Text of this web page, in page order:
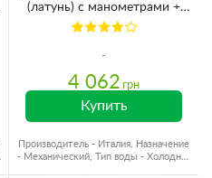
(латунь) c манометрами +
картридж RSH 50mcr KIT
RA6000122
4 062 грн
Купить
Производитель - Италия, Назначение
- Механический, Тип воды - Холодная